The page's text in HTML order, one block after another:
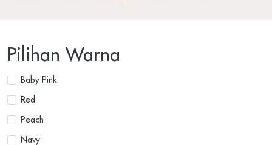
Pilihan Warna
Baby Pink
Red
Peach
Navy